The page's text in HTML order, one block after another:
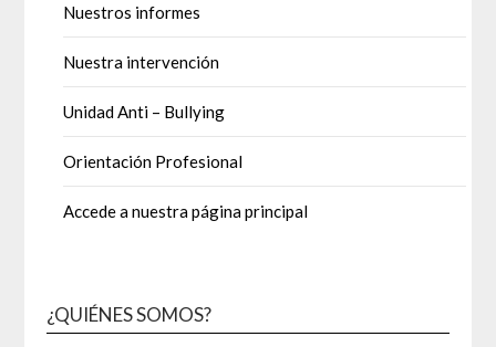
Nuestros informes
Nuestra intervención
Unidad Anti – Bullying
Orientación Profesional
Accede a nuestra página principal
¿QUIÉNES SOMOS?